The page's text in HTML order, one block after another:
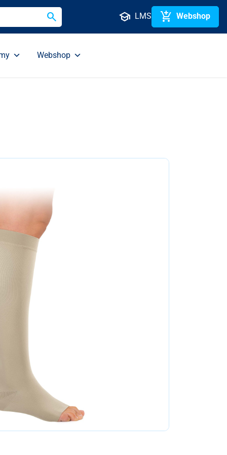
search school LMS add_shopping_cart Webshop
Webshop